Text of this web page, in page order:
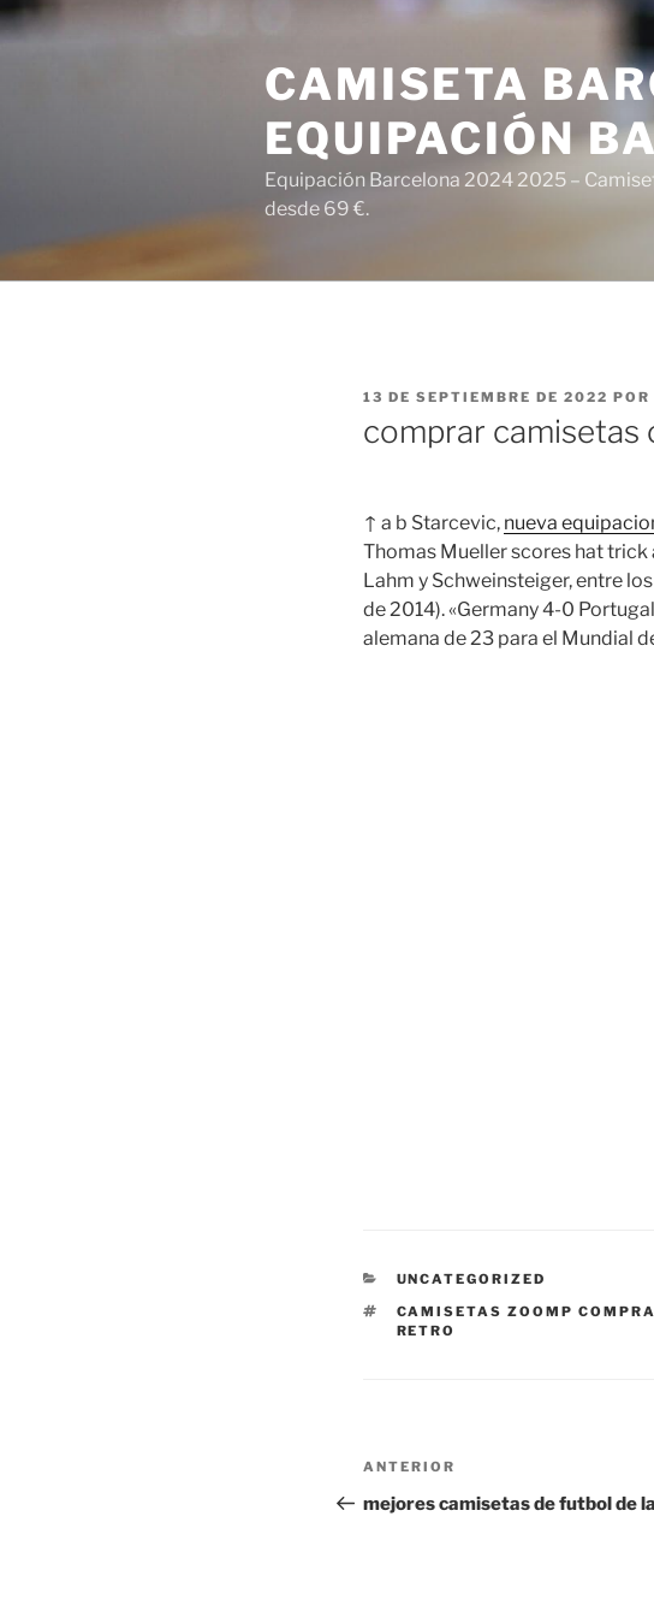
Saltar
al
CAMISETA
EQUIPACIÓN
Equipación Barcelona 2024 2025 –
desde 69 €.
PUBLICADO
13 DE SEPTIEMBRE DE 2022 POR
comprar camisetas
↑ a b Starcevic, nueva
Thomas Mueller scores hat trick
Lahm y Schweinsteiger, entre
de 2014). «Germany 4-0
alemana de 23 para el Mundial
CATEGORÍAS
UNCATEGORIZED
ETIQUETAS
CAMISETAS ZOOMP
RETRO
Navegación
de
Entrada
anterior:
ANTERIOR
mejores camisetas de futbol de